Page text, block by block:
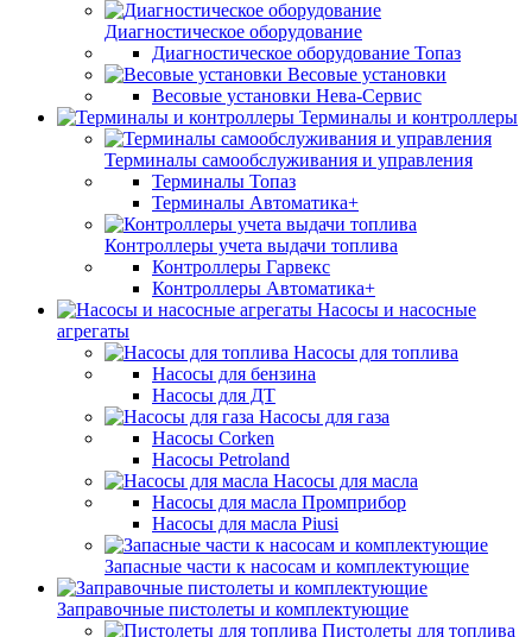
Диагностическое оборудование
Диагностическое оборудование Топаз
Весовые установки
Весовые установки Нева-Сервис
Терминалы и контроллеры
Терминалы самообслуживания и управления
Терминалы Топаз
Терминалы Автоматика+
Контроллеры учета выдачи топлива
Контроллеры Гарвекс
Контроллеры Автоматика+
Насосы и насосные
агрегаты
Насосы для топлива
Насосы для бензина
Насосы для ДТ
Насосы для газа
Насосы Corken
Насосы Petroland
Насосы для масла
Насосы для масла Промприбор
Насосы для масла Piusi
Запасные части к насосам и комплектующие
Заправочные пистолеты и комплектующие
Пистолеты для топлива